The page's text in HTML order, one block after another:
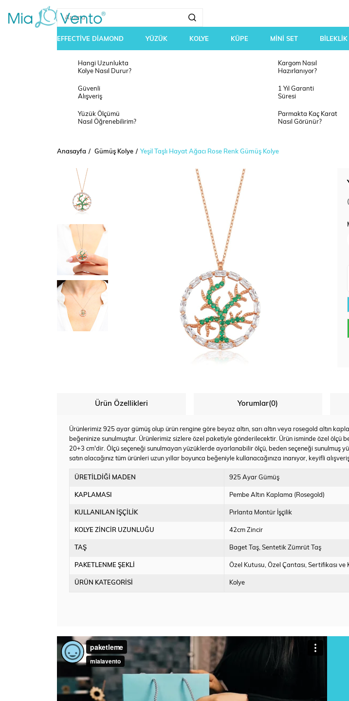
EFFECTİVE DİAMOND YÜZÜK KOLYE KÜPE MİNİ SET BİLEKLİK
Hangi Uzunlukta
Kolye Nasıl Durur?
Kargom Nasıl
Hazırlanıyor?
Güvenli
Alışveriş
1 Yıl Garanti
Süresi
Yüzük Ölçümü
Nasıl Öğrenebilirim?
Parmakta Kaç Karat
Nasıl Görünür?
Anasayfa Gümüş Kolye Yeşil Taşlı Hayat Ağacı Rose Renk Gümüş Kolye
Ürün Özellikleri Yorumlar(0)
Ürünlerimiz 925 ayar gümüş olup ürün rengine göre beyaz altın, sarı altın veya rosegold altın
beğeninize sunulmuştur. Ürünlerimiz sizlere özel paketiyle gönderilecektir. Ürün isminde özel ölçü
20+3 cm'dir. Ölçü seçeneği sunulmayan yüzüklerde ayarlanabilir ölçü, beden seçeneği sunulmuş
satın alacağınız tüm ürünleri uzun yıllar boyunca beğeniyle kullanacağınıza inanıyor, keyifli
ÜRETİLDİĞİ MADEN 925 Ayar Gümüş
KAPLAMASI Pembe Altın Kaplama (Rosegold)
KULLANILAN İŞÇİLİK Pırlanta Montür İşçilik
KOLYE ZİNCİR UZUNLUĞU 42cm Zincir
TAŞ Baget Taş Sentetik Zümrüt Taş
PAKETLENME ŞEKLİ Özel Kutusu Özel Çantası Sertifikası ve
ÜRÜN KATEGORİSİ Kolye